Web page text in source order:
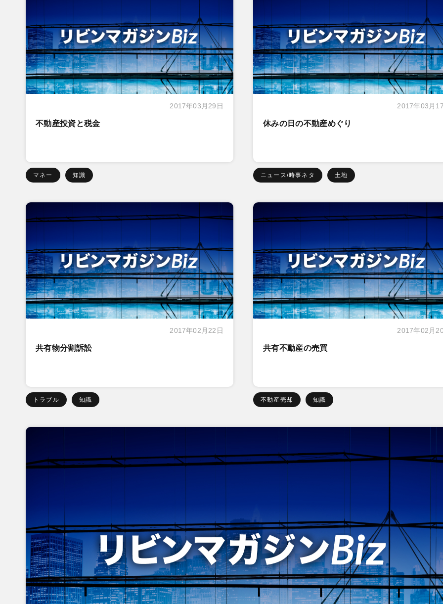
2017年03月29日
不動産投資と税金
マネー 知識
2017年03月
休みの日の不動産めぐり
ニュース/時事ネタ 土地
2017年02月22日
共有物分割訴訟
トラブル 知識
2017年02月
共有不動産の売買
不動産売却 知識